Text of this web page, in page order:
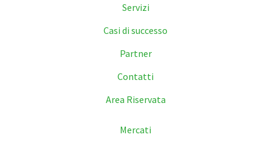
Servizi
Casi di successo
Partner
Contatti
Area Riservata
Mercati